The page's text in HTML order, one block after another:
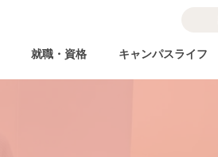
就職・資格 キャンパスライフ